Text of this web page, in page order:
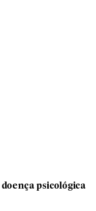
psicológica